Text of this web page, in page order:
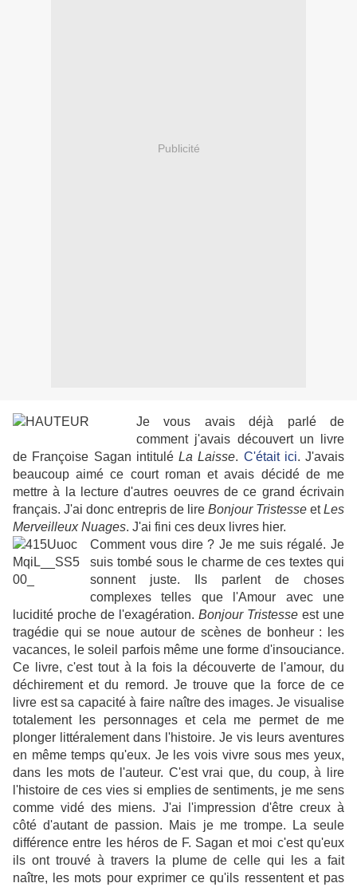
Publicité
Je vous avais déjà parlé de
comment j'avais découvert un livre
de Françoise Sagan intitulé La Laisse. C'était ici. J'avais
beaucoup aimé ce court roman et avais décidé de me
mettre à la lecture d'autres oeuvres de ce grand écrivain
français. J'ai donc entrepris de lire Bonjour Tristesse etLes
Merveilleux Nuages. J'ai fini ces deux livres hier.
Comment vous dire ? Je me suis régalé. Je
suis tombé sous le charme de ces textes qui
sonnent juste. Ils parlent de choses
complexes telles que l'Amour avec une
lucidité proche de l'exagération. Bonjour Tristesse est une
tragédie qui se noue autour de scènes de bonheur : les
vacances, le soleil parfois même une forme d'insouciance.
Ce livre, c'est tout à la fois la découverte de l'amour, du
déchirement et du remord. Je trouve que la force de ce
livre est sa capacité à faire naître des images. Je visualise
totalement les personnages et cela me permet de me
plonger littéralement dans l'histoire. Je vis leurs aventures
en même temps qu'eux. Je les vois vivre sous mes yeux,
dans les mots de l'auteur. C'est vrai que, du coup, à lire
l'histoire de ces vies si emplies de sentiments, je me sens
comme vidé des miens. J'ai l'impression d'être creux à
côté d'autant de passion. Mais je me trompe. La seule
différence entre les héros de F. Sagan et moi c'est qu'eux
ils ont trouvé à travers la plume de celle qui les a fait
naître, les mots pour exprimer ce qu'ils ressentent et pas